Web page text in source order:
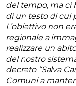
del tempo, ma ci
di un testo di cui
L’obiettivo non
regionale a
realizzare un
del nostro
decreto “Salva
Comuni a